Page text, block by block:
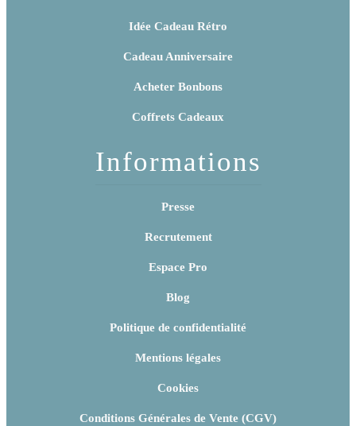
Idée Cadeau Rétro
Cadeau Anniversaire
Acheter Bonbons
Coffrets Cadeaux
Informations
Presse
Recrutement
Espace Pro
Blog
Politique de confidentialité
Mentions légales
Cookies
Conditions Générales de Vente (CGV)